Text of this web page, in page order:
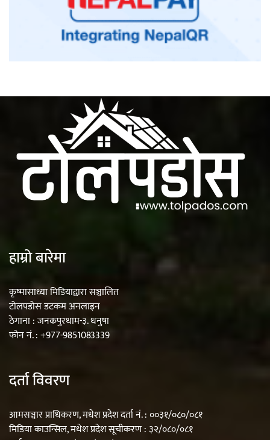
हाम्रो बारेमा
कृष्मासाध्या मिडियाद्वारा सञ्चालित
टोलपडोस डटकम अनलाइन
ठेगाना : जनकपुरधाम-३. धनुषा
फोन नं. : +977-9851083339
दर्ता विवरण
आमसञ्चार प्राधिकरण, मधेश प्रदेश दर्ता नं. : ००३१/०८०/०८१
मिडिया काउन्सिल, मधेश प्रदेश सूचीकरण : ३२/०८०/०८१